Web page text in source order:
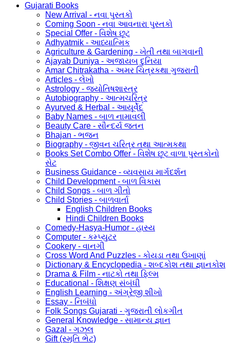
Gujarati Books
New Arrival - નવા પુસ્તકો
Coming Soon - નવા આવનારા પુસ્તકો
Special Offer - વિશેષ છૂટ
Adhyatmik - આધ્યાત્મિક
Agriculture & Gardening - ખેતી તથા બાગવાની
Ajayab Duniya - અજાયબ દુનિયા
Amar Chitrakatha - અમર ચિત્રકથા ગુજરાતી
Articles - લેખો
Astrology - જ્યોતિષશાસ્ત્ર
Autobiography - આત્મચરિત્ર
Ayurved & Herbal - આયૂર્વેદ
Baby Names - બાળ નામાવલી
Beauty Care - સૌન્દર્ય જતન
Bhajan - ભજન
Biography - જીવન ચરિત્ર તથા આત્મકથા
Books Set Combo Offer - વિશેષ છૂટ વાળા પુસ્તકોનો
સેટ
Business Guidance - વ્યવસાય માર્ગદર્શન
Child Development - બાળ વિકાસ
Child Songs - બાળ ગીતો
Child Stories - બાળવાર્તા
English Children Books
Hindi Children Books
Comedy-Hasya-Humor - હાસ્ય
Computer - કમ્પ્યુટર
Cookery - વાનગી
Cross Word And Puzzles - કોયડા તથા ઉખાણાં
Dictionary & Encyclopedia - શબ્દકોશ તથા જ્ઞાનકોશ
Drama & Film - નાટકો તથા ફિલ્મ
Educational - શિક્ષણ સંબંધી
English Learning - અંગ્રેજી શીખો
Essay - નિબંધો
Folk Songs Gujarati - ગુજરાતી લોકગીત
General Knowledge - સામાન્ય જ્ઞાન
Gazal - ગઝલ
Gift (સ્મૃતિ ભેટ)